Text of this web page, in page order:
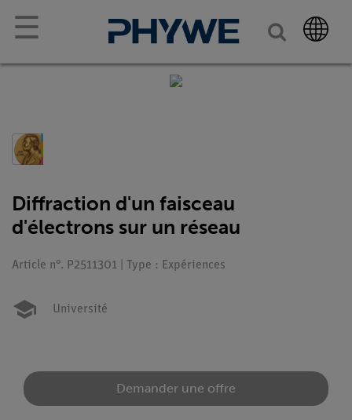
☰
Diffraction d'un faisceau
d'électrons sur un réseau
Article n°. P2511301 | Type : Expériences
Université
Demander une offre